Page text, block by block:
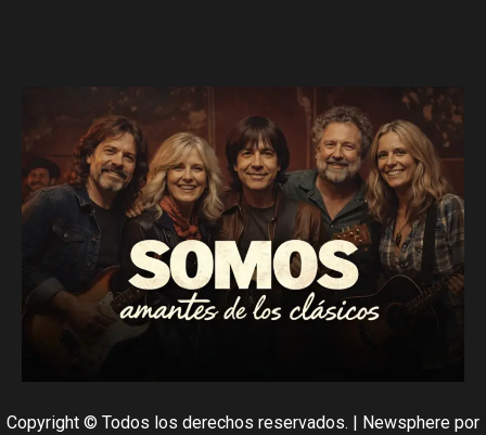
Copyright © Todos los derechos reservados. | Newsphere por